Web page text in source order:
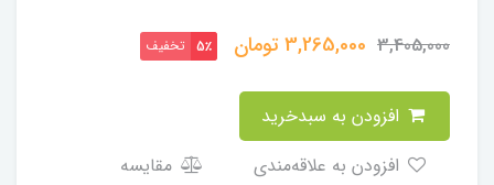
3,405,000
3,265,000تومان 5٪ تخفیف
مقایسه